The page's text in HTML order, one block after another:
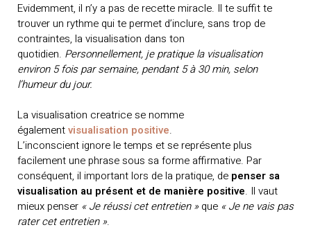
Evidemment, il n’y a pas de recette miracle. Il te suffit te
trouver un rythme qui te permet d’inclure, sans trop de
contraintes, la visualisation dans ton
quotidien. Personnellement, je pratique la visualisation
environ 5 fois par semaine, pendant 5 à 30 min, selon
l’humeur du jour.
La visualisation creatrice se nomme
égalementvisualisation positive.
L’inconscient ignore le temps et se représente plus
facilement une phrase sous sa forme affirmative. Par
conséquent, il important lors de la pratique, de penser sa
visualisation au présent et de manière positive. Il vaut
mieux penser « Je réussi cet entretien »que « Je ne vais pas
rater cet entretien ».